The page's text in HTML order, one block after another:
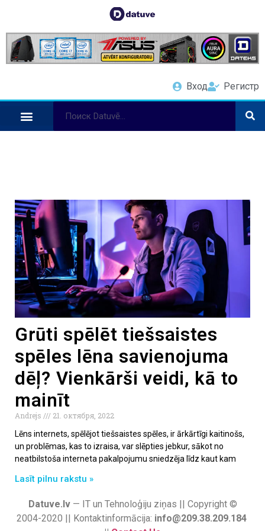
Вход Регистр
Grūti spēlēt tiešsaistes
spēles lēna savienojuma
dēļ? Vienkārši veidi, kā to
mainīt
Andrejs
21. октября, 2022
Lēns internets, spēlējot tiešsaistes spēles, ir ārkārtīgi kaitinošs,
un problēmas, kas to izraisa, var slēpties jebkur, sākot no
neatbilstoša interneta pakalpojumu sniedzēja līdz kaut kam
Lasīt pilnu rakstu »
Datuve.lv— IT un Tehnoloģiju ziņas || Copyright ©
2004-2020 || Kontaktinformācija: info@209.38.209.184